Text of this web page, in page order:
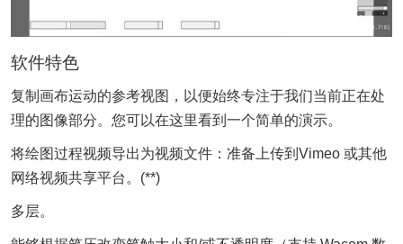
软件特色
复制画布运动的参考视图，以便始终专注于我们当前正在处
理的图像部分。您可以在这里看到一个简单的演示。
将绘图过程视频导出为视频文件：准备上传到Vimeo 或其他
网络视频共享平台。(**)
多层。